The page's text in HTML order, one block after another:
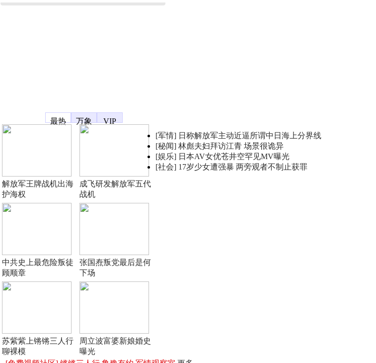
最热
万象 VIP
解放军王牌战机出海
护海权
成飞研发解放军五代
战机
中共史上最危险叛徒
顾顺章
张国焘叛党最后是何
下场
苏紫紫上锵锵三人行
聊裸模
周立波富婆新娘婚史
曝光
[军情] 日称解放军主动近逼所谓中日海上分界线
[秘闻] 林彪夫妇拜访江青 场景很诡异
[娱乐] 日本AV女优苍井空罕见MV曝光
[社会] 17岁少女遭强暴 两旁观者不制止获罪